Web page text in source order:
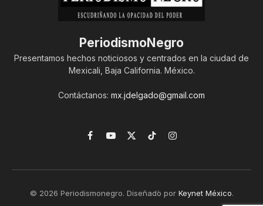
PeriodismoNegro
Presentamos hechos noticiosos y centrados en la ciudad de
Mexicali, Baja California. México.
Contáctanos: mx.jdelgado@gmail.com
Facebook
YouTube
X
TikTokInstagram
© 2026 Periodismonegro. Diseñado por Keynet México.